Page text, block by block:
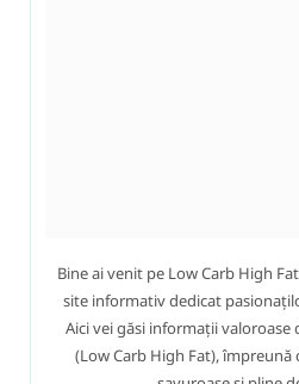
Bine ai venit pe Low Carb High
site informativ dedicat
Aici vei găsi informații valoroase
(Low Carb High Fat),